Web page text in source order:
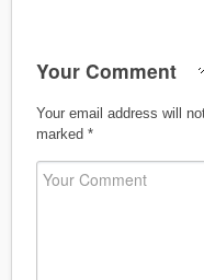
Your Comment
Your email address will
marked *